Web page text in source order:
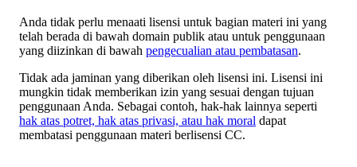
Anda tidak perlu menaati lisensi untuk bagian materi ini yang
telah berada di bawah domain publik atau untuk penggunaan
yang diizinkan di bawah pengecualian atau pembatasan.
Tidak ada jaminan yang diberikan oleh lisensi ini. Lisensi ini
mungkin tidak memberikan izin yang sesuai dengan tujuan
penggunaan Anda. Sebagai contoh, hak-hak lainnya seperti
hak atas potret, hak atas privasi, atau hak moral dapat
membatasi penggunaan materi berlisensi CC.